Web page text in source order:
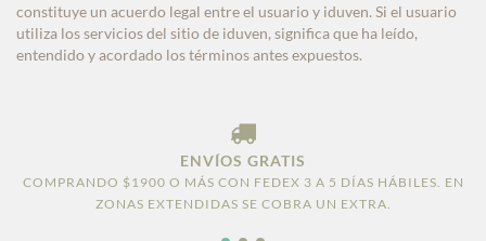
constituye un acuerdo legal entre el usuario y iduven. Si el usuario
utiliza los servicios del sitio de iduven, significa que ha leído,
entendido y acordado los términos antes expuestos.
ENVÍOS GRATIS
COMPRANDO $1900 O MÁS CON FEDEX 3 A 5 DÍAS HÁBILES. EN
ZONAS EXTENDIDAS SE COBRA UN EXTRA.